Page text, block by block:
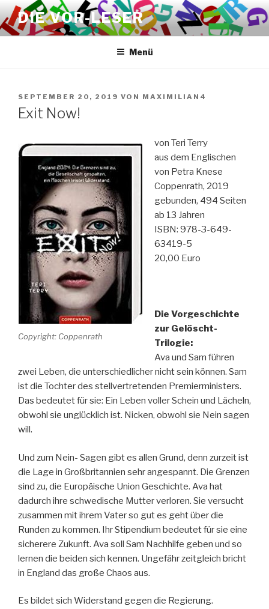
Zum
Inhalt
springen
DIE VOR-LESER
Menü
VERÖFFENTLICHT
AM
SEPTEMBER 20, 2019 VON MAXIMILIAN4
Exit Now!
Copyright: Coppenrath
von Teri Terry
aus dem Englischen
von Petra Knese
Coppenrath, 2019
gebunden, 494 Seiten
ab 13 Jahren
ISBN: 978-3-649-
63419-5
20,00 Euro
Die Vorgeschichte
zur Gelöscht-
Trilogie:
Ava und Sam führen
zwei Leben, die unterschiedlicher nicht sein können. Sam
ist die Tochter des stellvertretenden Premierministers.
Das bedeutet für sie: Ein Leben voller Schein und Lächeln,
obwohl sie unglücklich ist. Nicken, obwohl sie Nein sagen
will.
Und zum Nein- Sagen gibt es allen Grund, denn zurzeit ist
die Lage in Großbritannien sehr angespannt. Die Grenzen
sind zu, die Europäische Union Geschichte. Ava hat
dadurch ihre schwedische Mutter verloren. Sie versucht
zusammen mit ihrem Vater so gut es geht über die
Runden zu kommen. Ihr Stipendium bedeutet für sie eine
sicherere Zukunft. Ava soll Sam Nachhilfe geben und so
lernen die beiden sich kennen. Ungefähr zeitgleich bricht
in England das große Chaos aus.
Es bildet sich Widerstand gegen die Regierung.